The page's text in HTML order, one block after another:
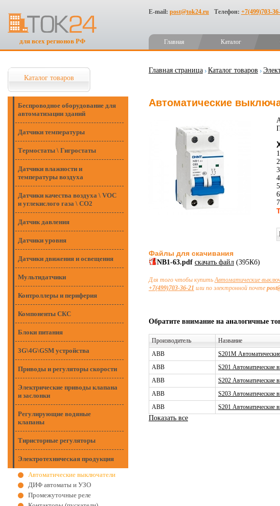
для всех регионов РФ
E-mail: post@tok24.ru Телефон: +7(499)703-
Главная Каталог
Каталог товаров
Беспроводное оборудование для
автоматизации зданий
Датчики температуры
Термостаты \ Гигростаты
Датчики влажности и
температуры воздуха
Датчики качества воздуха \ VOC
и углекислого газа \ CO2
Датчик давления
Датчики уровня
Датчики движения и освещения
Мультидатчики
Контроллеры и периферия
Компоненты СКС
Блоки питания
3G\4G\GSM устройства
Приводы и регуляторы скорости
Электрические приводы клапана
и заслонки
Регулирующие водяные
клапаны
Тиристорные регуляторы
Электротехническая продукция
Автоматические выключатели
ДИФ автоматы и УЗО
Промежуточные реле
Главная страница Каталог товаров
Автоматические
Файлы для скачивания
NB1-63.pdf скачать файл(395Кб)
Для того чтобы купитьАвтоматические
+7(499)703-36-21 или по электронной почте
Обратите внимание на аналогичные
Производитель Название
ABB
S201M
ABB
S201 Автоматические
ABB
S202 Автоматические
ABB
S203 Автоматические
ABB
S201
Показать все